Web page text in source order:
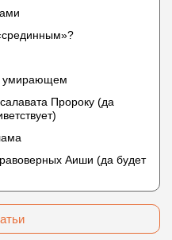
умирающем
Пророку (да
Аиши (да будет